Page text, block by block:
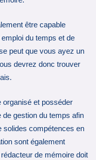
être capable
du temps et de
peut que vous ayez un
devrez donc trouver
organisé et posséder
de gestion du temps afin
solides compétences en
sont également
de mémoire doit